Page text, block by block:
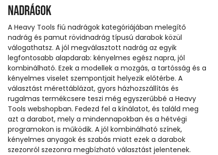
Nadrágok
A Heavy Tools fiú nadrágok kategóriájában melegítő
nadrág és pamut rövidnadrág típusú darabok közül
válogathatsz. A jól megválasztott nadrág az egyik
legfontosabb alapdarab: kényelmes egész napra, jól
kombinálható. Ezek a modellek a mozgás, a tartósság és a
kényelmes viselet szempontjait helyezik előtérbe. A
választást mérettáblázat, gyors házhozszállítás és
rugalmas termékcsere teszi még egyszerűbbé a Heavy
Tools webshopban. Fedezd fel a kínálatot, és találd meg
azt a darabot, mely a mindennapokban és a hétvégi
programokon is működik. A jól kombinálható színek,
kényelmes anyagok és szabás miatt ezek a darabok
szezonról szezonra megbízható választást jelentenek.